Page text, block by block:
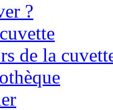
?
de la